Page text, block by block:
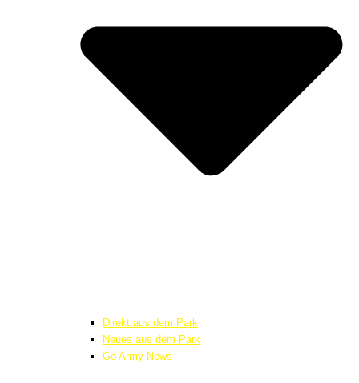
Direkt aus dem Park
Neues aus dem Park
Go Army News